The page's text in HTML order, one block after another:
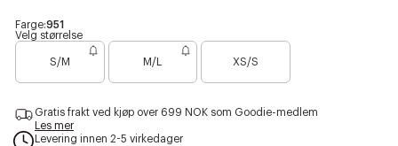
a
c
s
i
b
Farge:951
Velg størrelse
S/M M/L XS/S
r
n
Gratis frakt ved kjøp over 699 NOK som Goodie-medlem
Les mer
Levering innen 2-5 virkedager